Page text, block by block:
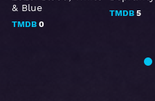
& Blue
TMDB0
TMDB 5